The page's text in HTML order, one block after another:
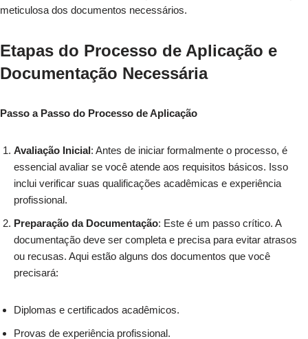
meticulosa dos documentos necessários.
Etapas do Processo de Aplicação e
Documentação Necessária
Passo a Passo do Processo de Aplicação
Avaliação Inicial: Antes de iniciar formalmente o processo, é
essencial avaliar se você atende aos requisitos básicos. Isso
inclui verificar suas qualificações acadêmicas e experiência
profissional.
Preparação da Documentação: Este é um passo crítico. A
documentação deve ser completa e precisa para evitar atrasos
ou recusas. Aqui estão alguns dos documentos que você
precisará:
Diplomas e certificados acadêmicos.
Provas de experiência profissional.